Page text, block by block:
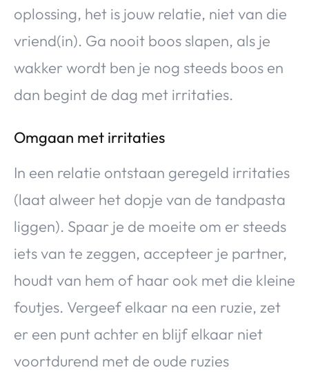
oplossing, het is jouw relatie, niet van die
vriend(in). Ga nooit boos slapen, als je
wakker wordt ben je nog steeds boos en
dan begint de dag met irritaties.
Omgaan met irritaties
In een relatie ontstaan geregeld irritaties
(laat alweer het dopje van de tandpasta
liggen). Spaar je de moeite om er steeds
iets van te zeggen, accepteer je partner,
houdt van hem of haar ook met die kleine
foutjes. Vergeef elkaar na een ruzie, zet
er een punt achter en blijf elkaar niet
voortdurend met de oude ruzies